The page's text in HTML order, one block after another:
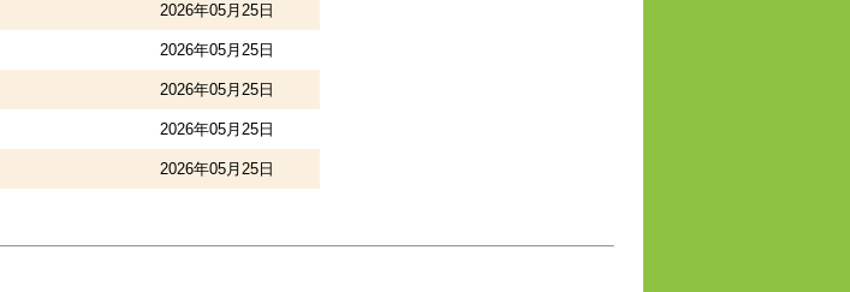
2026年05月25日
2026年05月25日
2026年05月25日
2026年05月25日
2026年05月25日